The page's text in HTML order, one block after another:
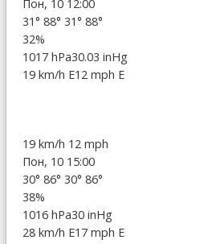
Пон, 10 12:00
31° 88° 31° 88°
32%
1017 hPa30.03 inHg
19 km/h E12 mph E
19 km/h 12 mph
Пон, 10 15:00
30° 86° 30° 86°
38%
1016 hPa30 inHg
28 km/h E17 mph E